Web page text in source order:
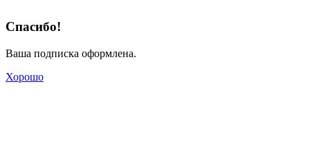
Спасибо!
Ваша подписка оформлена.
Хорошо